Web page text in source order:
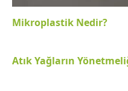
Mikroplastik Nedir?
Atık Yağların